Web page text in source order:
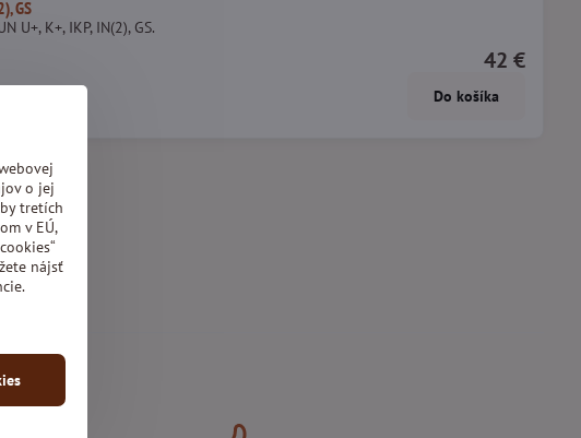
GS
U+, K+, IKP, IN(2), GS.
42 €
Do košíka
o jej
tretích
v EÚ,
nájsť